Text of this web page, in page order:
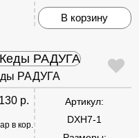
В корзину
РАДУГА
р.
в кор.
Артикул:
DXH7-1